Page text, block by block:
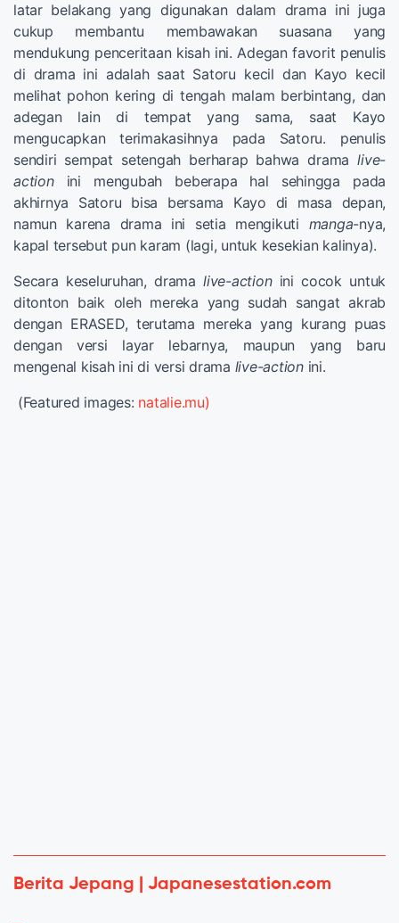
latar belakang yang digunakan dalam drama ini juga
cukup membantu membawakan suasana yang
mendukung penceritaan kisah ini. Adegan favorit penulis
di drama ini adalah saat Satoru kecil dan Kayo kecil
melihat pohon kering di tengah malam berbintang, dan
adegan lain di tempat yang sama, saat Kayo
mengucapkan terimakasihnya pada Satoru. penulis
sendiri sempat setengah berharap bahwa dramalive-
actionini mengubah beberapa hal sehingga pada
akhirnya Satoru bisa bersama Kayo di masa depan,
namun karena drama ini setia mengikuti manga-nya,
kapal tersebut pun karam (lagi, untuk kesekian kalinya).
Secara keseluruhan, dramalive-actionini cocok untuk
ditonton baik oleh mereka yang sudah sangat akrab
dengan ERASED, terutama mereka yang kurang puas
dengan versi layar lebarnya, maupun yang baru
mengenal kisah ini di versi drama live-actionini.
(Featured images: natalie.mu)
Berita Jepang | Japanesestation.com